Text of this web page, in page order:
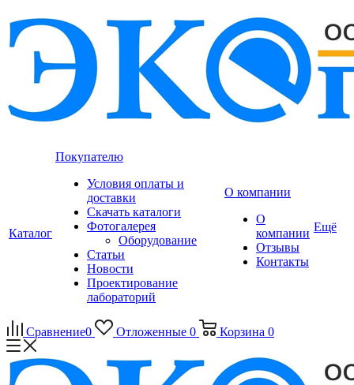
Каталог
Покупателю
Условия оплаты и
доставки
Скачать каталоги
Фотогалерея
Оборудование
Статьи
Новости
Проектирование
лабораторий
О компании
О
компании
Отзывы
Контакты
Ещё
Сравнение0 Отложенные 0 Корзина 0